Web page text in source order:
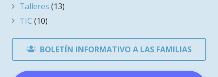
Talleres (13)
TIC (10)
BOLETÍN INFORMATIVO A LAS FAMILIAS